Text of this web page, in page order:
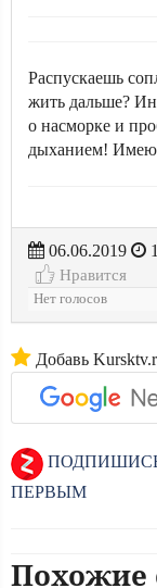
Распускаешь
жить дальше?
о насморке и
дыханием!
06.06.2019
Нравится
Нет голосов
Добавь
ПЕРВЫМ
Похожие